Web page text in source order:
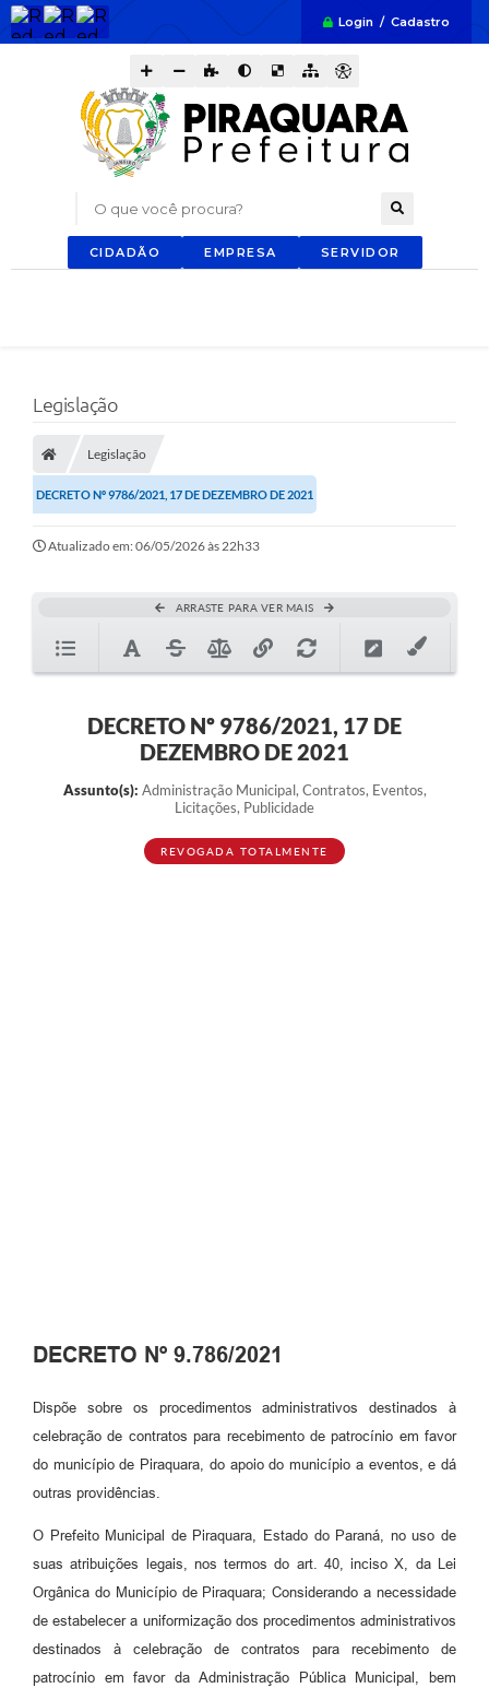
Login / Cadastro
O que você procura?
CIDADÃO EMPRESA SERVIDOR
Legislação
Legislação
DECRETO Nº 9786/2021, 17 DE DEZEMBRO DE 2021
Atualizado em: 06/05/2026 às 22h33
ARRASTE PARA VER MAIS
DECRETO Nº 9786/2021, 17 DE
DEZEMBRO DE 2021
Assunto(s): Administração Municipal, Contratos, Eventos,
Licitações, Publicidade
REVOGADA TOTALMENTE
DECRETO Nº 9.786/2021
Dispõe sobre os procedimentos administrativos destinados à
celebração de contratos para recebimento de patrocínio em favor
do município de Piraquara, do apoio do município a eventos, e dá
outras providências.
O Prefeito Municipal de Piraquara, Estado do Paraná, no uso de
suas atribuições legais, nos termos do art. 40, inciso X, da Lei
Orgânica do Município de Piraquara; Considerando a necessidade
de estabelecer a uniformização dos procedimentos administrativos
destinados à celebração de contratos para recebimento de
patrocínio em favor da Administração Pública Municipal, bem